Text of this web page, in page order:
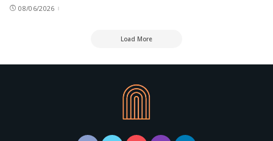
08/06/2026
Load More